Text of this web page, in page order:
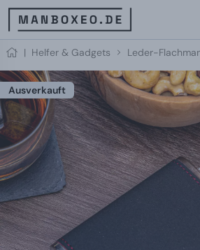
| Helfer & Gadgets Leder-
Ausverkauft